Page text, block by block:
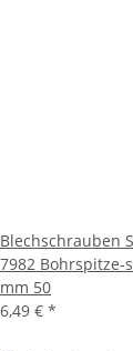
Blechschrauben
7982 Bohrspitze-
mm 50
6,49 € *